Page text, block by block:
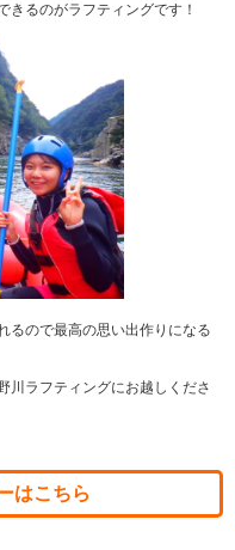
きるのがラフティングです！
るので最高の思い出作りになる
川ラフティングにお越しくださ
はこちら